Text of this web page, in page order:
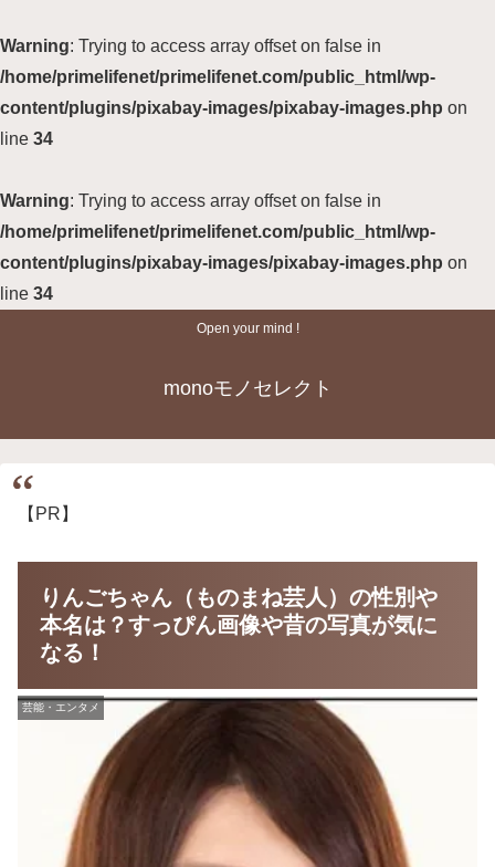
Warning: Trying to access array offset on false in
/home/primelifenet/primelifenet.com/public_html/wp-
content/plugins/pixabay-images/pixabay-images.php on
line 34
Warning: Trying to access array offset on false in
/home/primelifenet/primelifenet.com/public_html/wp-
content/plugins/pixabay-images/pixabay-images.php on
line 34
Open your mind !
monoモノセレクト
【PR】
りんごちゃん（ものまね芸人）の性別や
本名は？すっぴん画像や昔の写真が気に
なる！
芸能・エンタメ